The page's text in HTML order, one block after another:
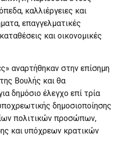
καλλιέργειες και
επαγγελματικές
και οικονομικές
αναρτήθηκαν στην επίσημη
Βουλής και θα
δημόσιο έλεγχο επί τρία
δημοσιοποίησης
πολιτικών προσώπων,
και υπόχρεων κρατικών